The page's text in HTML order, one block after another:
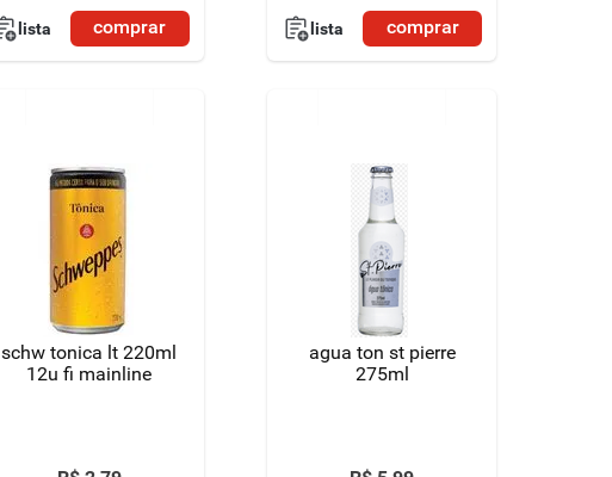
lista comprar lista comprar
schw tonica lt 220ml
12u fi mainline
agua ton st pierre
275ml